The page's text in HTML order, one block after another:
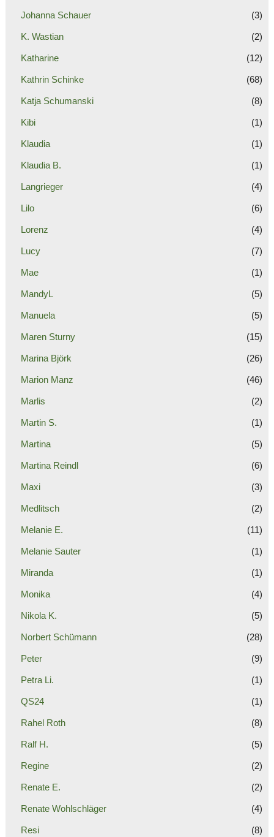
Johanna Schauer (3)
K. Wastian (2)
Katharine (12)
Kathrin Schinke (68)
Katja Schumanski (8)
Kibi (1)
Klaudia (1)
Klaudia B. (1)
Langrieger (4)
Lilo (6)
Lorenz (4)
Lucy (7)
Mae (1)
MandyL (5)
Manuela (5)
Maren Sturny (15)
Marina Björk (26)
Marion Manz (46)
Marlis (2)
Martin S. (1)
Martina (5)
Martina Reindl (6)
Maxi (3)
Medlitsch (2)
Melanie E. (11)
Melanie Sauter (1)
Miranda (1)
Monika (4)
Nikola K. (5)
Norbert Schümann (28)
Peter (9)
Petra Li. (1)
QS24 (1)
Rahel Roth (8)
Ralf H. (5)
Regine (2)
Renate E. (2)
Renate Wohlschläger (4)
Resi (8)